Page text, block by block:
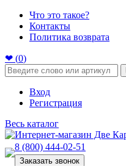
Что это такое?
Контакты
Политика возврата
❤ (0)
Вход
Регистрация
Весь каталог
8 (800) 444-02-51
Заказать звонок